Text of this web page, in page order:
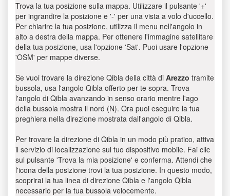
Trova la tua posizione sulla mappa. Utilizzare il pulsante '+'
per ingrandire la posizione e '-' per una vista a volo d'uccello.
Per chiarire la tua posizione, utilizza il menu nell'angolo in
alto a destra della mappa. Per ottenere l'immagine satellitare
della tua posizione, usa l'opzione 'Sat'. Puoi usare l'opzione
'OSM' per mappe diverse.
Se vuoi trovare la direzione Qibla della città di Arezzo tramite
bussola, usa l'angolo Qibla offerto per te sopra. Trova
l'angolo di Qibla avanzando in senso orario mentre l'ago
della bussola mostra il nord (N). Ora puoi eseguire la tua
preghiera nella direzione mostrata dall'angolo di Qibla.
Per trovare la direzione di Qibla in un modo più pratico, attiva
il servizio di localizzazione sul tuo dispositivo mobile. Fai clic
sul pulsante 'Trova la mia posizione' e conferma. Attendi che
l'icona della posizione trovi la tua posizione. In questo modo,
scoprirai la tua linea di direzione Qibla e l'angolo Qibla
necessario per la tua bussola velocemente.